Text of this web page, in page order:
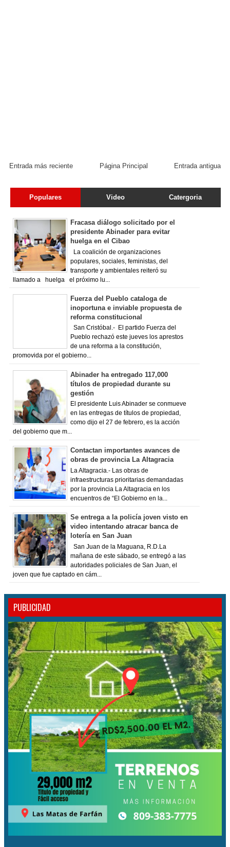
Entrada más reciente Entrada antigua
Página Principal
Populares Video Catergoria
Fracasa diálogo solicitado por el
presidente Abinader para evitar
huelga en el Cibao
La coalición de organizaciones
populares, sociales, feministas, del
transporte y ambientales reiteró su
llamado a huelga el próximo lu...
Fuerza del Pueblo cataloga de
inoportuna e inviable propuesta de
reforma constitucional
San Cristóbal.- El partido Fuerza del
Pueblo rechazó este jueves los aprestos
de una reforma a la constitución,
promovida por el gobierno...
Abinader ha entregado 117,000
títulos de propiedad durante su
gestión
El presidente Luis Abinader se conmueve
en las entregas de títulos de propiedad,
como dijo el 27 de febrero, es la acción
del gobierno que m...
Contactan importantes avances de
obras de provincia La Altagracia
La Altagracia.- Las obras de
infraestructuras prioritarias demandadas
por la provincia La Altagracia en los
encuentros de “El Gobierno en la...
Se entrega a la policía joven visto en
video intentando atracar banca de
lotería en San Juan
San Juan de la Maguana, R.D.La
mañana de este sábado, se entregó a las
autoridades policiales de San Juan, el
joven que fue captado en cám...
PUBLICIDAD